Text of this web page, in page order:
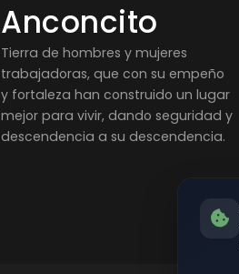
Anconcito
Tierra de hombres y mujeres
trabajadoras, que con su empeño
y fortaleza han construido un lugar
mejor para vivir, dando seguridad y
descendencia a su descendencia.